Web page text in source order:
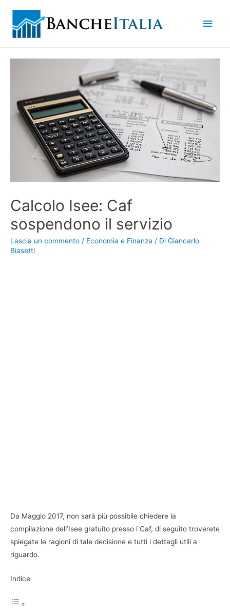
Calcolo Isee: Caf
sospendono il servizio
Lascia un commento / Economia e Finanza / Di Giancarlo
Biasetti
Da Maggio 2017, non sarà più possibile chiedere la
compilazione dell’Isee gratuito presso i Caf, di seguito troverete
spiegate le ragioni di tale decisione e tutti i dettagli utili a
riguardo.
Indice